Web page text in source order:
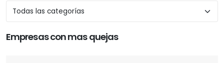
Empresas con mas quejas